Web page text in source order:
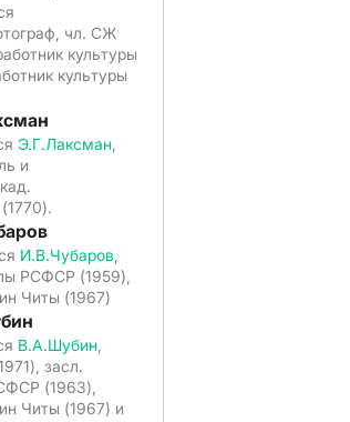
чл. СЖ
культуры
культуры
Э.Г.Лаксман
и
И.В.Чубаров
РСФСР (1959),
Читы (1967)
В.А.Шубин
засл.
(1963),
Читы (1967) и